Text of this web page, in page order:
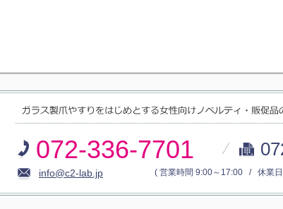
072-336-7701
info@c2-lab.jp ( 営業時間 9:00～17:00 / 休業日